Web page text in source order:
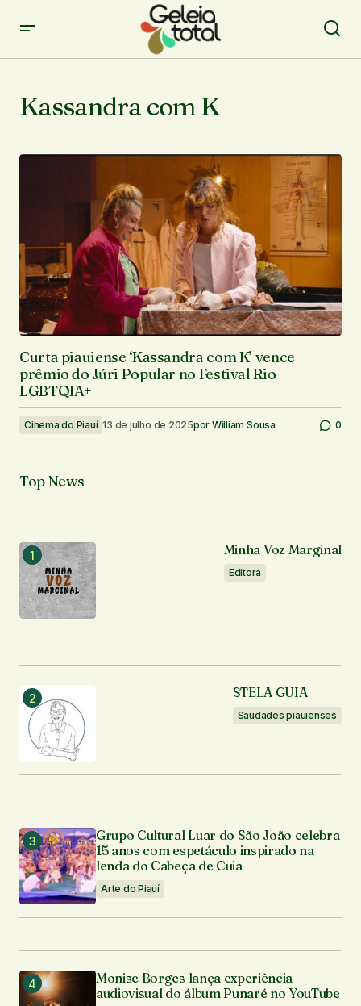
Kassandra com K
Curta piauiense ‘Kassandra com K’ vence
prêmio do Júri Popular no Festival Rio
LGBTQIA+
Cinema do Piauí 13 de julho de 2025por William Sousa 0
Top News
Minha Voz Marginal
Editora
STELA GUIA
Saudades piauienses
Grupo Cultural Luar do São João celebra
15 anos com espetáculo inspirado na
lenda do Cabeça de Cuia
Arte do Piauí
Monise Borges lança experiência
audiovisual do álbum Punaré no YouTube